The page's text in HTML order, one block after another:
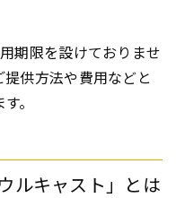
期限を設けておりませ
供方法や費用などと
。
ルキャスト」とは